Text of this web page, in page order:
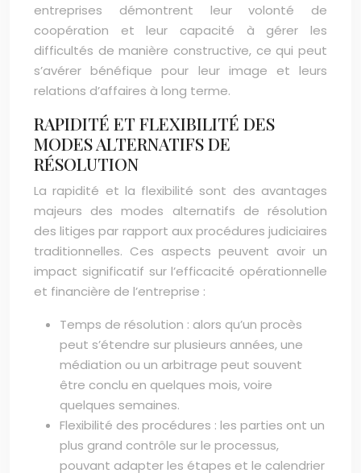
entreprises démontrent leur volonté de
coopération et leur capacité à gérer les
difficultés de manière constructive, ce qui peut
s’avérer bénéfique pour leur image et leurs
relations d’affaires à long terme.
RAPIDITÉ ET FLEXIBILITÉ DES
MODES ALTERNATIFS DE
RÉSOLUTION
La rapidité et la flexibilité sont des avantages
majeurs des modes alternatifs de résolution
des litiges par rapport aux procédures judiciaires
traditionnelles. Ces aspects peuvent avoir un
impact significatif sur l’efficacité opérationnelle
et financière de l’entreprise :
Temps de résolution : alors qu’un procès
peut s’étendre sur plusieurs années, une
médiation ou un arbitrage peut souvent
être conclu en quelques mois, voire
quelques semaines.
Flexibilité des procédures : les parties ont un
plus grand contrôle sur le processus,
pouvant adapter les étapes et le calendrier